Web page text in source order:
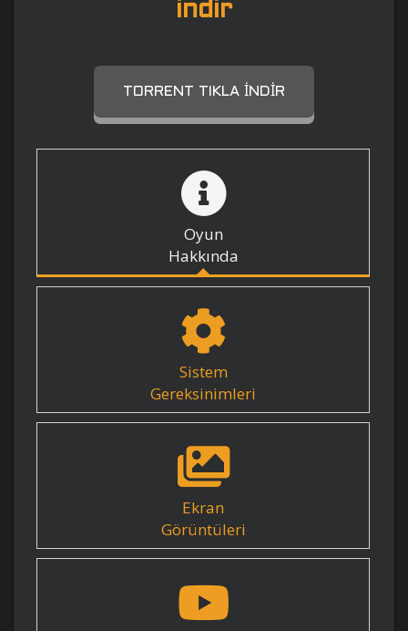
indir
TORRENT TIKLA İNDIR
Oyun
Hakkında
Sistem
Gereksinimleri
Ekran
Görüntüleri